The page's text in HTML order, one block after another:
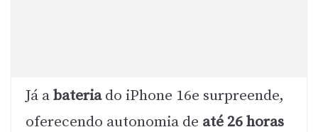
Já abateriado iPhone 16e surpreende,
oferecendo autonomia de até 26 horas